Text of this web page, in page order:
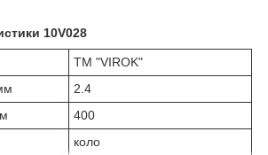
10V028
ТМ "VIROK"
2.4
400
коло